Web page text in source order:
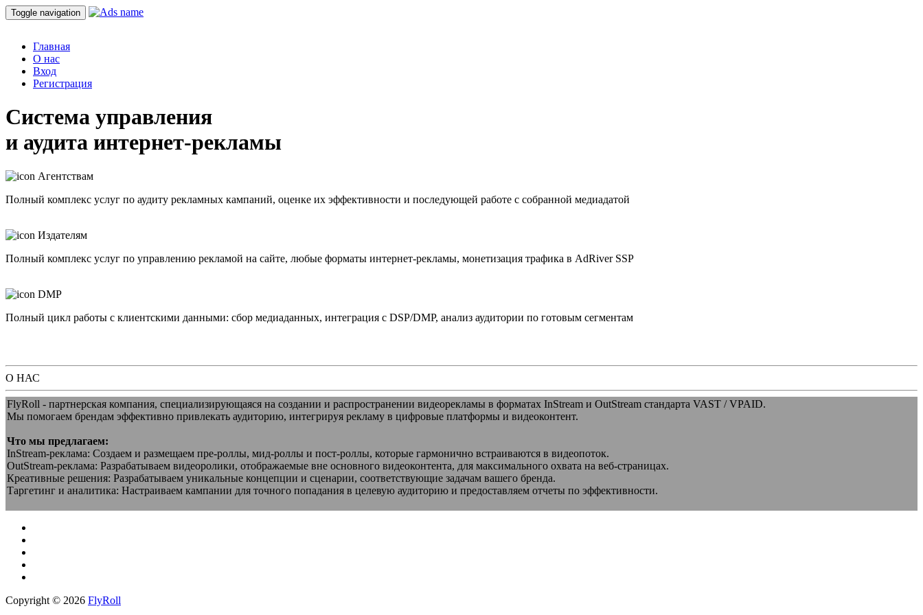
Toggle navigation
Главная
О нас
Вход
Регистрация
Система управления
и аудита интернет-рекламы
Агентствам
Полный комплекс услуг по аудиту рекламных кампаний, оценке их эффективности и последующей работе с собранной медиадатой
Издателям
Полный комплекс услуг по управлению рекламой на сайте, любые форматы интернет-рекламы, монетизация трафика в AdRiver SSP
DMP
Полный цикл работы с клиентскими данными: сбор медиаданных, интеграция с DSP/DMP, анализ аудитории по готовым сегментам
О НАС
FlyRoll - партнерская компания, специализирующаяся на создании и распространении видеорекламы в форматах InStream и OutStream стандарта VAST / VPAID.
Мы помогаем брендам эффективно привлекать аудиторию, интегрируя рекламу в цифровые платформы и видеоконтент.
Что мы предлагаем:
InStream-реклама: Создаем и размещаем пре-роллы, мид-роллы и пост-роллы, которые гармонично встраиваются в видеопоток.
OutStream-реклама: Разрабатываем видеоролики, отображаемые вне основного видеоконтента, для максимального охвата на веб-страницах.
Креативные решения: Разрабатываем уникальные концепции и сценарии, соответствующие задачам вашего бренда.
Таргетинг и аналитика: Настраиваем кампании для точного попадания в целевую аудиторию и предоставляем отчеты по эффективности.
Copyright © 2026 FlyRoll